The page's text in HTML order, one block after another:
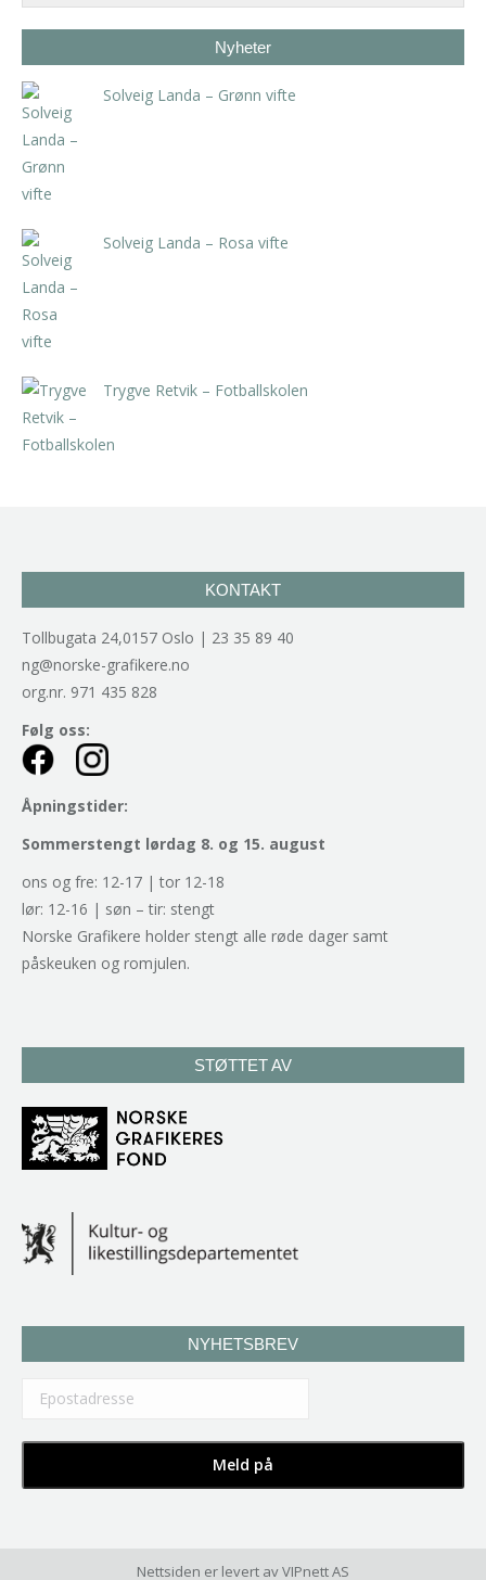
Nyheter
Solveig Landa – Grønn vifte
Solveig Landa – Rosa vifte
Trygve Retvik – Fotballskolen
KONTAKT
Tollbugata 24,0157 Oslo | 23 35 89 40
ng@norske-grafikere.no
org.nr. 971 435 828
Følg oss:
Åpningstider:
Sommerstengt lørdag 8. og 15. august
ons og fre: 12-17 | tor 12-18
lør: 12-16 | søn – tir: stengt
Norske Grafikere holder stengt alle røde dager samt
påskeuken og romjulen.
STØTTET AV
NYHETSBREV
Nettsiden er levert avVIPnett AS